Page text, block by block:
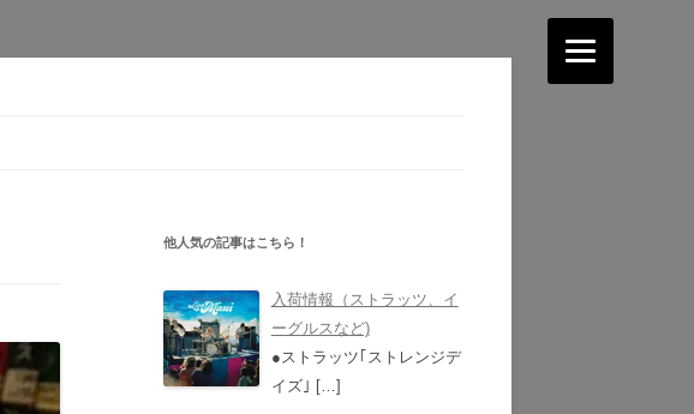
他人気の記事はこちら！
入荷情報（ストラッツ、イ
ーグルスなど)
●ストラッツ｢ストレンジデ
イズ｣ […]